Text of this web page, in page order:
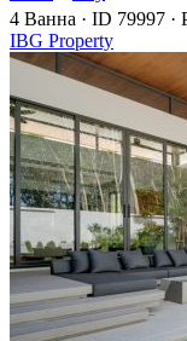
4 Ванна · ID 79997 ·
IBG Property